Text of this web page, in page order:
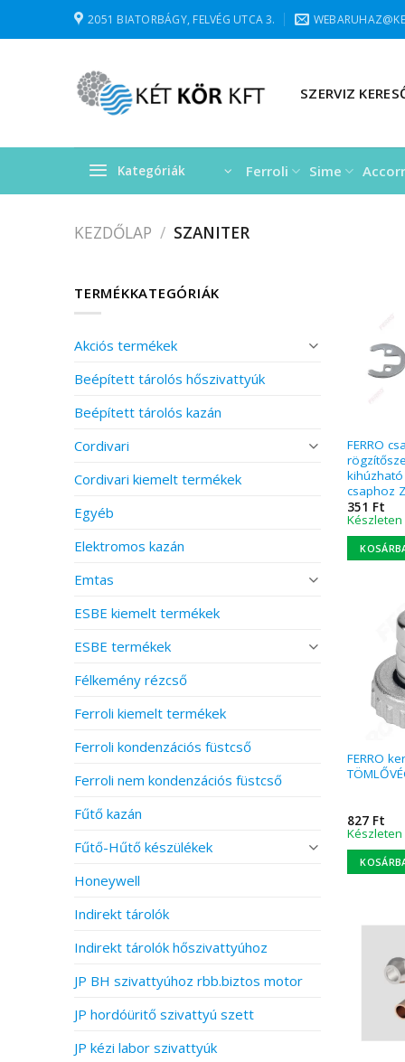
2051 BIATORBÁGY, FELVÉG UTCA 3.
SZERVIZ
Kategóriák Ferroli Sime
KEZDŐLAP / SZANITER
TERMÉKKATEGÓRIÁK
Akciós termékek
Beépített tárolós hőszivattyúk
Beépített tárolós kazán
Cordivari
Cordivari kiemelt termékek
Egyéb
Elektromos kazán
Emtas
ESBE kiemelt termékek
ESBE termékek
Félkemény rézcső
Ferroli kiemelt termékek
Ferroli kondenzációs füstcső
Ferroli nem kondenzációs füstcső
Fűtő kazán
Fűtő-Hűtő készülékek
Honeywell
Indirekt tárolók
Indirekt tárolók hőszivattyúhoz
JP BH szivattyúhoz rbb.biztos motor
JP hordóüritő szivattyú szett
JP kézi labor szivattyúk
FERRO
csaphoz
351 Ft
Készleten
FERRO
827 Ft
Készleten